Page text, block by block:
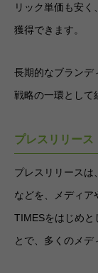
リック単価も安
獲得できます。
長期的なブランデ
戦略の一環として
プレスリリース
プレスリリースは
などを、メディア
TIMESをはじめと
とで、多くのメデ